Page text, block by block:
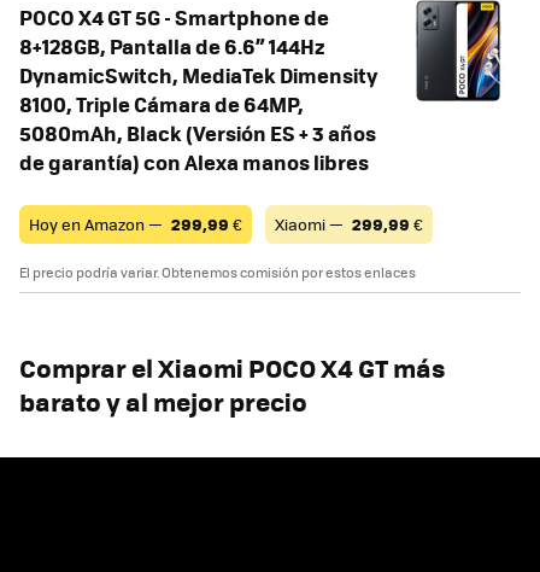
POCO X4 GT 5G - Smartphone de
8+128GB, Pantalla de 6.6” 144Hz
DynamicSwitch, MediaTek Dimensity
8100, Triple Cámara de 64MP,
5080mAh, Black (Versión ES + 3 años
de garantía) con Alexa manos libres
Hoy en Amazon — 299,99 € Xiaomi — 299,99 €
El precio podría variar. Obtenemos comisión por estos enlaces
Comprar el Xiaomi POCO X4 GT más
barato y al mejor precio